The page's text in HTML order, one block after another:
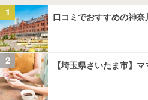
1 口コミでおすすめの神
2 【埼玉県さいたま市】